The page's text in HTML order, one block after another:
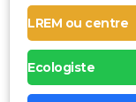
LREM ou centre
Ecologiste